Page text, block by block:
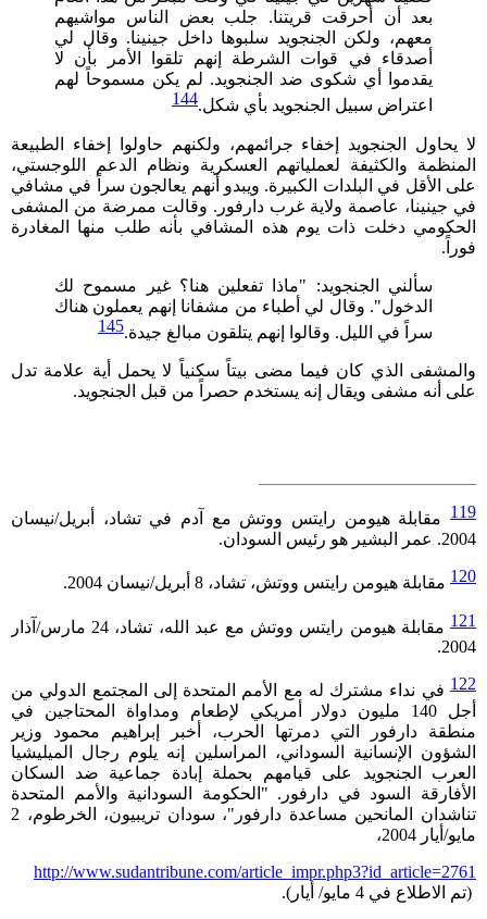
بعد أن أحرقت قريتنا. جلب بعض الناس مواشيهم
معهم، ولكن الجنجويد سلبوها داخل جينينا. وقال لي
أصدقاء في قوات الشرطة إنهم تلقوا الأمر بأن لا
يقدموا أي شكوى ضد الجنجويد. لم يكن مسموحاً لهم
اعتراض سبيل الجنجويد بأي شكل.144
لا يحاول الجنجويد إخفاء جرائمهم، ولكنهم حاولوا إخفاء الطبيعة
المنظمة والكثيفة لعملياتهم العسكرية ونظام الدعم اللوجستي،
على الأقل في البلدات الكبيرة. ويبدو أنهم يعالجون سراً في مشافي
في جينينا، عاصمة ولاية غرب دارفور. وقالت ممرضة من المشفى
الحكومي دخلت ذات يوم هذه المشافي بأنه طلب منها المغادرة
فوراً.
سألني الجنجويد: "ماذا تفعلين هنا؟ غير مسموح لك
الدخول". وقال لي أطباء من مشفانا إنهم يعملون هناك
سراً في الليل. وقالوا إنهم يتلقون مبالغ جيدة.145
والمشفى الذي كان فيما مضى بيتاً سكنياً لا يحمل أية علامة تدل
على أنه مشفى ويقال إنه يستخدم حصراً من قبل الجنجويد.
119 مقابلة هيومن رايتس ووتش مع آدم في تشاد، أبريل/نيسان
2004. عمر البشير هو رئيس السودان.
120 مقابلة هيومن رايتس ووتش، تشاد، 8 أبريل/نيسان 2004.
121
مقابلة هيومن رايتس ووتش مع عبد الله، تشاد، 24 مارس/آذار
2004.
122 في نداء مشترك له مع الأمم المتحدة إلى المجتمع الدولي من
أجل 140 مليون دولار أمريكي لإطعام ومداواة المحتاجين في
منطقة دارفور التي دمرتها الحرب، أخبر إبراهيم محمود وزير
الشؤون الإنسانية السوداني، المراسلين إنه يلوم رجال الميليشيا
العرب الجنجويد على قيامهم بحملة إبادة جماعية ضد السكان
الأفارقة السود في دارفور. "الحكومة السودانية والأمم المتحدة
تناشدان المانحين مساعدة دارفور"، سودان تريبيون، الخرطوم، 2
مايو/أيار 2004،
http://www.sudantribune.com/article_impr.php3?id_article=2761
(تم الاطلاع في 4 مايو/ أيار).